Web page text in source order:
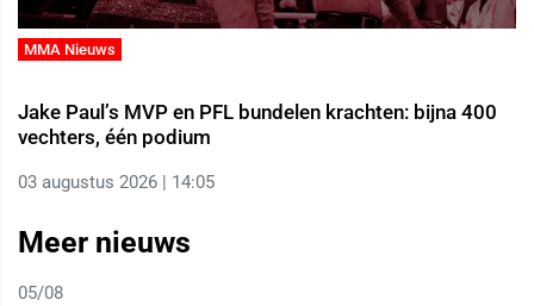
MMA Nieuws
Jake Paul’s MVP en PFL bundelen krachten: bijna 400
vechters, één podium
03 augustus 2026 | 14:05
Meer nieuws
05/08